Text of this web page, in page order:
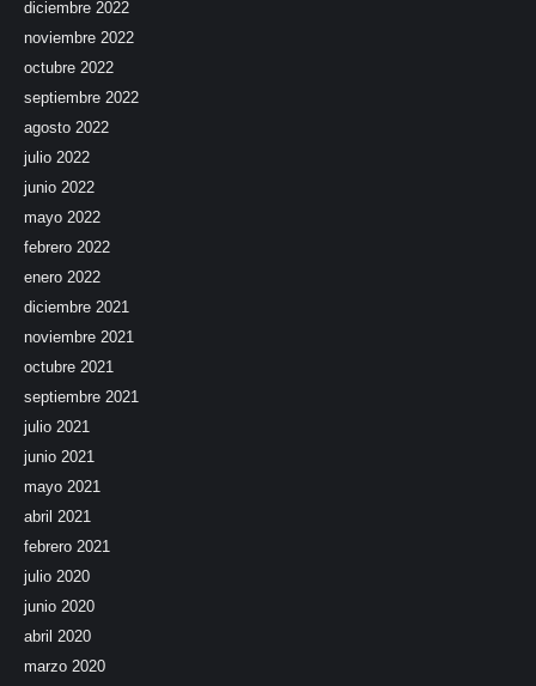
diciembre 2022
noviembre 2022
octubre 2022
septiembre 2022
agosto 2022
julio 2022
junio 2022
mayo 2022
febrero 2022
enero 2022
diciembre 2021
noviembre 2021
octubre 2021
septiembre 2021
julio 2021
junio 2021
mayo 2021
abril 2021
febrero 2021
julio 2020
junio 2020
abril 2020
marzo 2020